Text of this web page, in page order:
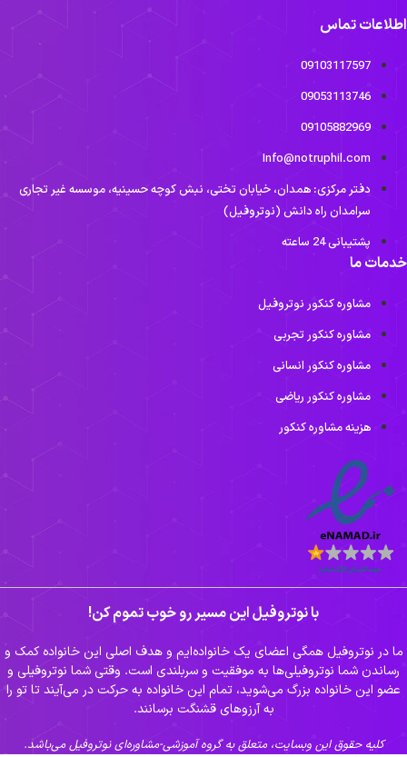
تماس
09103117597
09053113746
09105882969
Info@notruphil.com
دفتر مرکزی: همدان، خیابان تختی، نبش کوچه حسینیه، موسسه غیر تجاری
سرامدان راه دانش (نوتروفیل)
پشتیبانی 24 ساعته
ما
مشاوره کنکور نوتروفیل
مشاوره کنکور تجربی
مشاوره کنکور انسانی
مشاوره کنکور ریاضی
هزینه مشاوره کنکور
با نوتروفیل این مسیر رو خوب تموم کن!
ما در نوتروفیل همگی اعضای یک خانواده‌ایم و هدف اصلی این خانواده کمک و
رساندن شما نوتروفیلی‌ها به موفقیت و سربلندی است. وقتی شما نوتروفیلی و
عضو این خانواده بزرگ می‌شوید، تمام این خانواده به حرکت در می‌آیند تا تو را
به آرزوهای قشنگت برسانند.
کلیه حقوق این وبسایت، متعلق به گروه آموزشی-مشاوره‌ای نوتروفیل می‌باشد.